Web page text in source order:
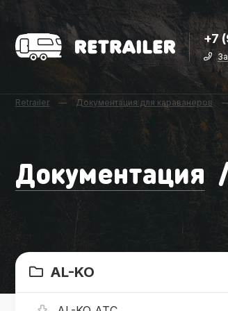
+7
Retrailer — Документация для караванеров
Документация
AL-KO